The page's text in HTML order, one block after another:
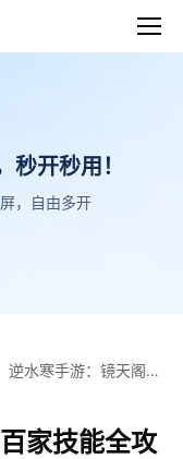
开秒用！
，自由多开
逆水寒手游：镜天阁地
家技能全攻